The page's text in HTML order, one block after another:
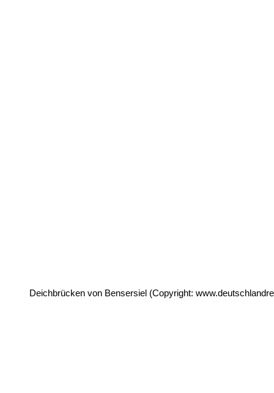
Deichbrücken von Bensersiel (Copyright: